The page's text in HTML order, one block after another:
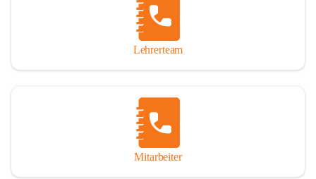
Lehrerteam
Mitarbeiter